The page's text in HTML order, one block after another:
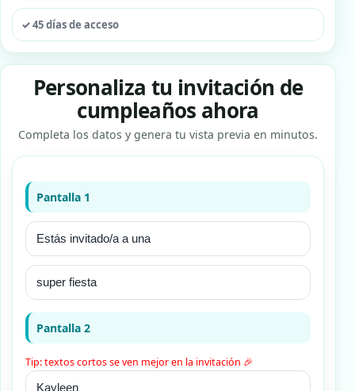
✓ 45 días de acceso
Personaliza tu invitación de
cumpleaños ahora
Completa los datos y genera tu vista previa en minutos.
Pantalla 1
Pantalla 2
Tip: textos cortos se ven mejor en la invitación 🎉